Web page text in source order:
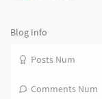
Blog Info
Posts Num
Comments Num